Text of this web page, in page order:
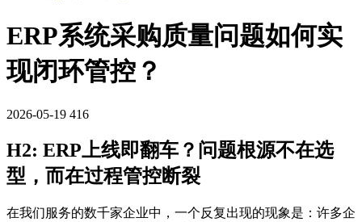
ERP系统采购质量问题如何实
现闭环管控？
2026-05-19 416
H2: ERP上线即翻车？问题根源不在选
型，而在过程管控断裂
在我们服务的数千家企业中，一个反复出现的现象是：许多企